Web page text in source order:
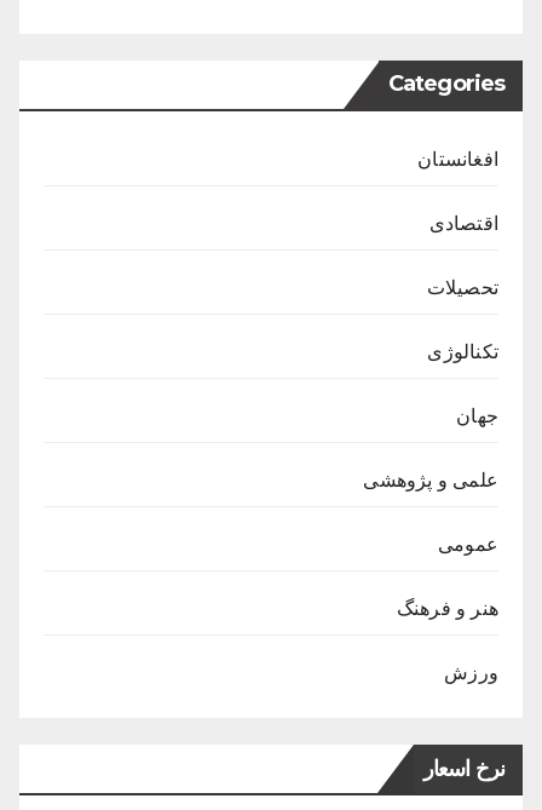
Categories
افغانستان
اقتصادی
تحصیلات
تکنالوژی
جهان
علمی و پژوهشی
عمومی
هنر و فرهنگ
ورزش
نرخ اسعار